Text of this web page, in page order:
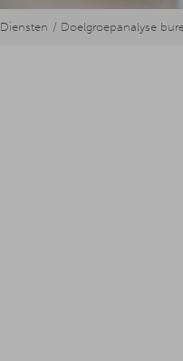
Diensten Doelgroepanalyse